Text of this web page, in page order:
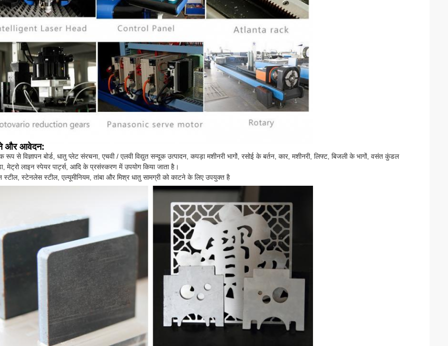
और आवेदन:
रूप से विज्ञापन बोर्ड, धातु प्लेट संरचना, एचवी / एलवी विद्युत सन्दूक उत्पादन, कपड़ा मशीनरी भागों, रसोई के बर्तन, कार, मशीनरी, लिफ्ट, बिजली के भागों, वसंत कुंडल
मेट्रो लाइन स्पेयर पार्ट्स, आदि के प्रसंस्करण में उपयोग किया जाता है।
स्टील, स्टेनलेस स्टील, एल्यूमीनियम, तांबा और मिश्र धातु सामग्री को काटने के लिए उपयुक्त है